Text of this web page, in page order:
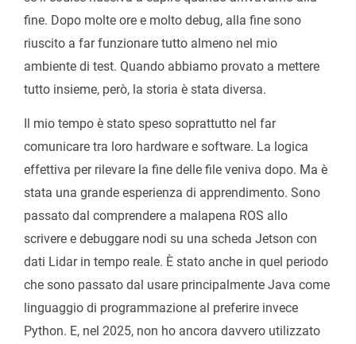
fine. Dopo molte ore e molto debug, alla fine sono
riuscito a far funzionare tutto almeno nel mio
ambiente di test. Quando abbiamo provato a mettere
tutto insieme, però, la storia è stata diversa.
Il mio tempo è stato speso soprattutto nel far
comunicare tra loro hardware e software. La logica
effettiva per rilevare la fine delle file veniva dopo. Ma è
stata una grande esperienza di apprendimento. Sono
passato dal comprendere a malapena ROS allo
scrivere e debuggare nodi su una scheda Jetson con
dati Lidar in tempo reale. È stato anche in quel periodo
che sono passato dal usare principalmente Java come
linguaggio di programmazione al preferire invece
Python. E, nel 2025, non ho ancora davvero utilizzato